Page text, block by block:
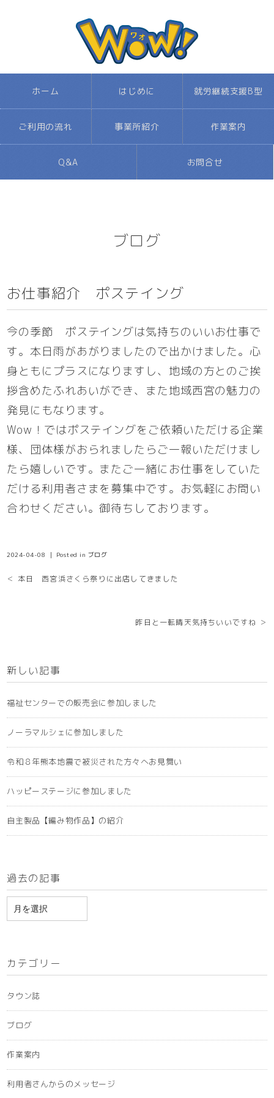
ホーム はじめに 就労継続支援B型
ご利用の流れ 事業所紹介 作業案内
Q&A お問合せ
ブログ
お仕事紹介 ポステイング
今の季節 ポステイングは気持ちのいいお仕事で
す。本日雨があがりましたので出かけました。心
身ともにプラスになりますし、地域の方とのご挨
拶含めたふれあいができ、また地域西宮の魅力の
発見にもなります。
Wow！ではポステイングをご依頼いただける企業
様、団体様がおられましたらご一報いただけまし
たら嬉しいです。またご一緒にお仕事をしていた
だける利用者さまを募集中です。お気軽にお問い
合わせください。御待ちしております。
2024-04-08 ｜ Posted in ブログ
＜ 本日 西宮浜さくら祭りに出店してきました
昨日と一転晴天気持ちいいですね ＞
新しい記事
福祉センターでの販売会に参加しました
ノーラマルシェに参加しました
令和８年熊本地震で被災された方々へお見舞い
ハッピーステージに参加しました
自主製品【編み物作品】の紹介
過去の記事
ア
ー
イ
カテゴリー
タウン誌
ブログ
作業案内
利用者さんからのメッセージ